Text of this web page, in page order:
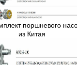
поршневого
из Китая